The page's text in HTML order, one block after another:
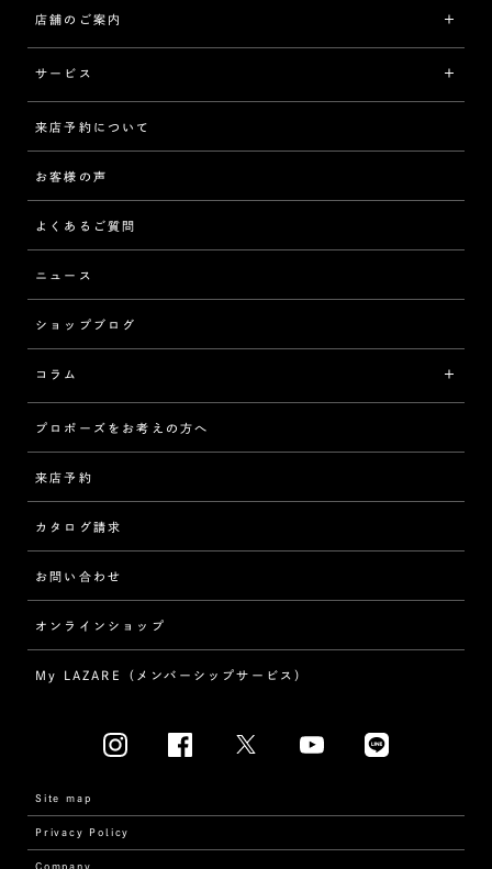
プラチナ
イエローゴールド
[フォルムから選ぶ]
ストレート
ウェーブ
V字
[セッテイングから選ぶ]
ソリテール
ワンサイドメレ
ダブルサイドメレ
ラインメレ
人気の婚約指輪
結婚指輪（マリッジリング）
[素材から選ぶ]
ジュエリー一覧
リング
ネックレス/ペンダント
ピアス/イヤリング
ブレスレット
ラザール ダイヤモンドについて
品質
歴史
企業の取り組み
店舗のご案内
サービス
サービスについて
アフターサービス
MESSAGE IN DIAMOND
品質保証
ブライダルアイテム
来店予約について
お客様の声
よくあるご質問
ニュース
ショップブログ
コラム
インタビュー
指輪
ダイヤモンド
プロポーズ
結婚式
プロポーズをお考えの方へ
来店予約
カタログ請求
お問い合わせ
オンラインショップ
My LAZARE（メンバーシップサービス）
Site map
Privacy Policy
Company